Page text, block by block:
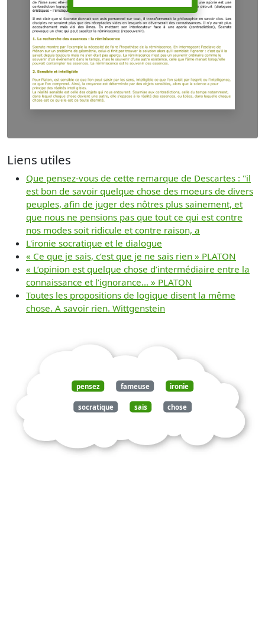
Liens utiles
Que pensez-vous de cette remarque de Descartes : "il
est bon de savoir quelque chose des moeurs de divers
peuples, afin de juger des nôtres plus sainement, et
que nous ne pensions pas que tout ce qui est contre
nos modes soit ridicule et contre raison, a
L'ironie socratique et le dialogue
« Ce que je sais, c’est que je ne sais rien » PLATON
« L’opinion est quelque chose d’intermédiaire entre la
connaissance et l’ignorance... » PLATON
Toutes les propositions de logique disent la même
chose. A savoir rien. Wittgenstein
pensez fameuse ironie
socratique sais chose